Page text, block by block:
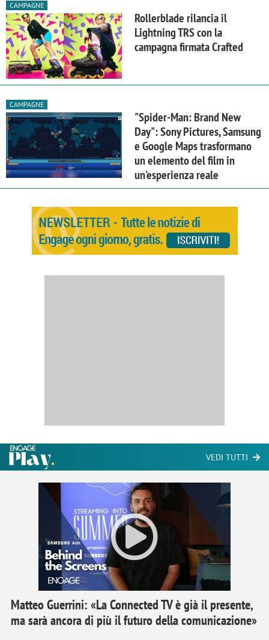
CAMPAGNE
Rollerblade rilancia il
Lightning TRS con la
campagna firmata Crafted
CAMPAGNE
"Spider-Man: Brand New
Day": Sony Pictures, Samsung
e Google Maps trasformano
un elemento del film in
un'esperienza reale
VEDI TUTTI
Matteo Guerrini: «La Connected TV è già il presente,
ma sarà ancora di più il futuro della comunicazione»